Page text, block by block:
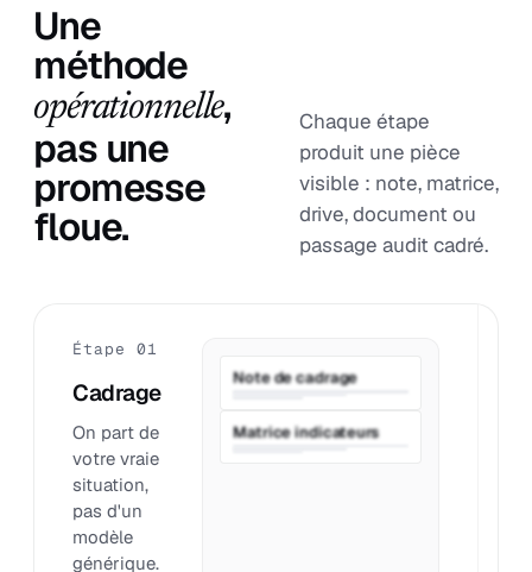
Une
méthode
opérationnelle,
pas une
promesse
floue.
Chaque étape
produit une pièce
visible : note, matrice,
drive, document ou
passage audit cadré.
Étape 01
Cadrage
On part de
votre vraie
situation,
pas d'un
modèle
générique.
Note de cadrage
Matrice indicateurs